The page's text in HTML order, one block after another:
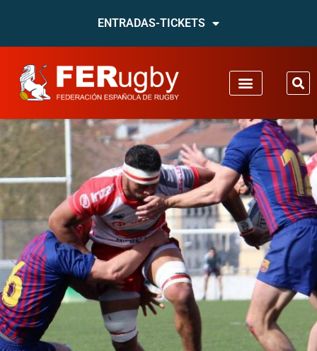
ENTRADAS-TICKETS